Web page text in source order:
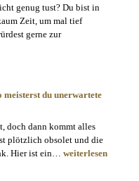
genug tust? Du bist in
Zeit, um mal tief
gerne zur
meisterst du unerwartete
doch dann kommt alles
plötzlich obsolet und die
Hier ist ein… Umgang
weiterlesen